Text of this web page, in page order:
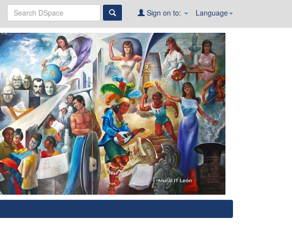
Language
Sign on to: